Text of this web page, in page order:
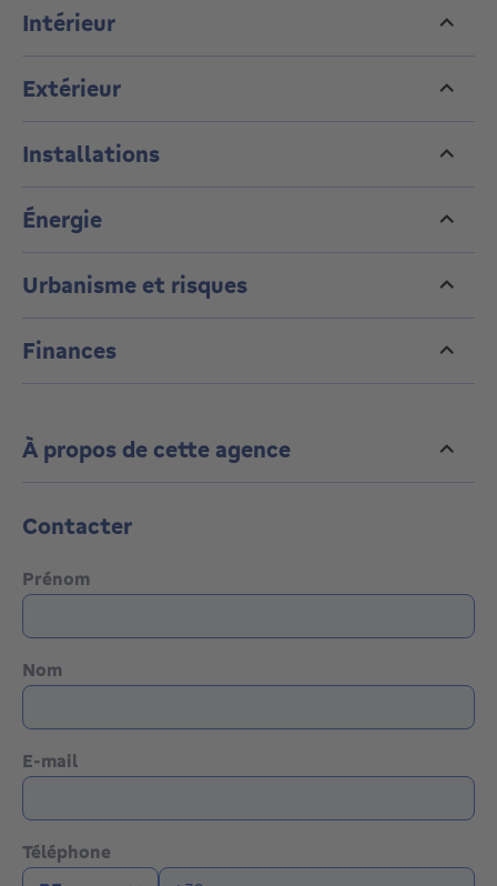
Intérieur
Extérieur
Installations
Énergie
Urbanisme et risques
Finances
À propos de cette agence
Contacter
Prénom
Nom
E-mail
Téléphone